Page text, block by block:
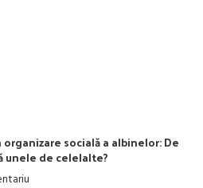
organizare socială a albinelor: De
unele de celelalte?